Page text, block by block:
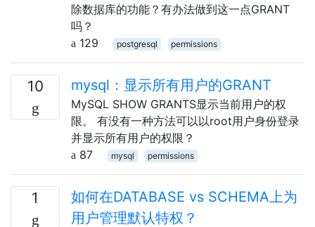
除数据库的功能？有办法做到这一点GRANT
吗？
129
postgresql permissions
10 mysql：显示所有用户的GRANT
MySQL SHOW GRANTS显示当前用户的权
限。 有没有一种方法可以以root用户身份登录
并显示所有用户的权限？
87
mysql permissions
1
如何在DATABASE vs SCHEMA上为
用户管理默认特权？